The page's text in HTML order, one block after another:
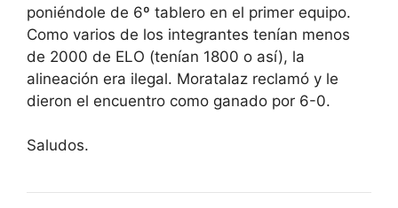
poniéndole de 6º tablero en el primer equipo.
Como varios de los integrantes tenían menos
de 2000 de ELO (tenían 1800 o así), la
alineación era ilegal. Moratalaz reclamó y le
dieron el encuentro como ganado por 6-0.
Saludos.